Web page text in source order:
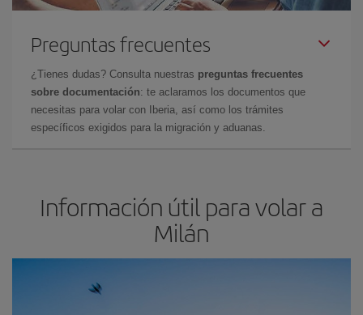
Preguntas frecuentes
¿Tienes dudas? Consulta nuestras preguntas frecuentes
sobre documentación: te aclaramos los documentos que
necesitas para volar con Iberia, así como los trámites
específicos exigidos para la migración y aduanas.
Información útil para volar a
Milán